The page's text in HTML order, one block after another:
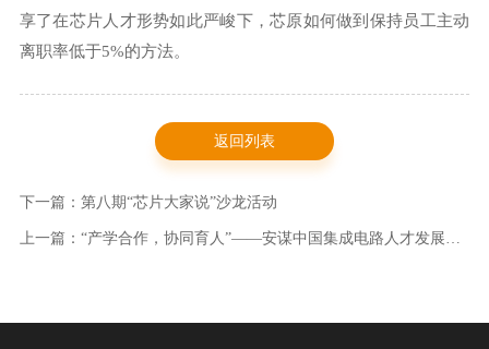
享了在芯片人才形势如此严峻下，芯原如何做到保持员工主动
离职率低于5%的方法。
返回列表
下一篇：第八期“芯片大家说”沙龙活动